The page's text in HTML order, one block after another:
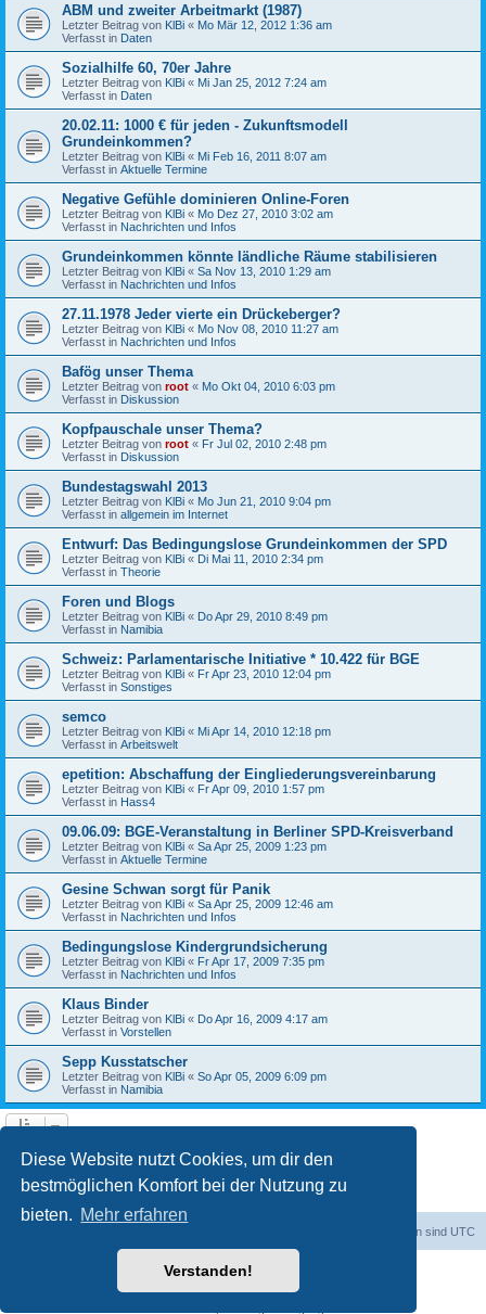
Diese Website nutzt Cookies, um dir den
bestmöglichen Komfort bei der Nutzung zu
bieten. Mehr erfahren
Verstanden!
ABM und zweiter Arbeitmarkt (1987)
Letzter Beitrag von KlBi « Mo Mär 12, 2012 1:36 am
Verfasst in Daten
Sozialhilfe 60, 70er Jahre
Letzter Beitrag von KlBi « Mi Jan 25, 2012 7:24 am
Verfasst in Daten
20.02.11: 1000 € für jeden - Zukunftsmodell
Grundeinkommen?
Letzter Beitrag von KlBi « Mi Feb 16, 2011 8:07 am
Verfasst in Aktuelle Termine
Negative Gefühle dominieren Online-Foren
Letzter Beitrag von KlBi « Mo Dez 27, 2010 3:02 am
Verfasst in Nachrichten und Infos
Grundeinkommen könnte ländliche Räume stabilisieren
Letzter Beitrag von KlBi « Sa Nov 13, 2010 1:29 am
Verfasst in Nachrichten und Infos
27.11.1978 Jeder vierte ein Drückeberger?
Letzter Beitrag von KlBi « Mo Nov 08, 2010 11:27 am
Verfasst in Nachrichten und Infos
Bafög unser Thema
Letzter Beitrag von root « Mo Okt 04, 2010 6:03 pm
Verfasst in Diskussion
Kopfpauschale unser Thema?
Letzter Beitrag von root « Fr Jul 02, 2010 2:48 pm
Verfasst in Diskussion
Bundestagswahl 2013
Letzter Beitrag von KlBi « Mo Jun 21, 2010 9:04 pm
Verfasst in allgemein im Internet
Entwurf: Das Bedingungslose Grundeinkommen der SPD
Letzter Beitrag von KlBi « Di Mai 11, 2010 2:34 pm
Verfasst in Theorie
Foren und Blogs
Letzter Beitrag von KlBi « Do Apr 29, 2010 8:49 pm
Verfasst in Namibia
Schweiz: Parlamentarische Initiative * 10.422 für BGE
Letzter Beitrag von KlBi « Fr Apr 23, 2010 12:04 pm
Verfasst in Sonstiges
semco
Letzter Beitrag von KlBi « Mi Apr 14, 2010 12:18 pm
Verfasst in Arbeitswelt
epetition: Abschaffung der Eingliederungsvereinbarung
Letzter Beitrag von KlBi « Fr Apr 09, 2010 1:57 pm
Verfasst in Hass4
09.06.09: BGE-Veranstaltung in Berliner SPD-Kreisverband
Letzter Beitrag von KlBi « Sa Apr 25, 2009 1:23 pm
Verfasst in Aktuelle Termine
Gesine Schwan sorgt für Panik
Letzter Beitrag von KlBi « Sa Apr 25, 2009 12:46 am
Verfasst in Nachrichten und Infos
Bedingungslose Kindergrundsicherung
Letzter Beitrag von KlBi « Fr Apr 17, 2009 7:35 pm
Verfasst in Nachrichten und Infos
Klaus Binder
Letzter Beitrag von KlBi « Do Apr 16, 2009 4:17 am
Verfasst in Vorstellen
Sepp Kusstatscher
Letzter Beitrag von KlBi « So Apr 05, 2009 6:09 pm
Verfasst in Namibia
Die Suche ergab 103 Treffer 1 2 3
Alle Zeiten sind UTC
Powered byphpBB® Forum Software © phpBB Limited
phpBB.de